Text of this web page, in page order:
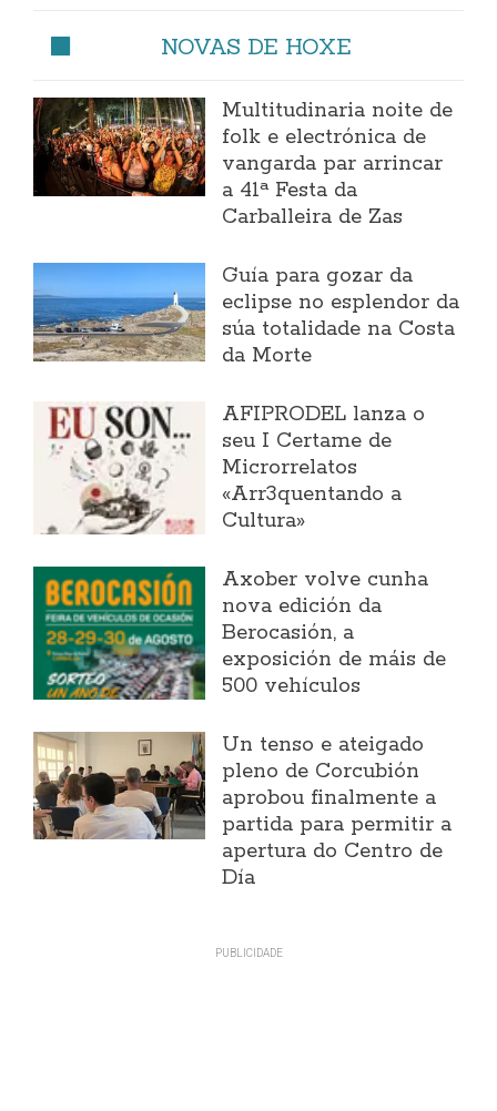
NOVAS DE HOXE
Multitudinaria noite de
folk e electrónica de
vangarda par arrincar
a 41ª Festa da
Carballeira de Zas
Guía para gozar da
eclipse no esplendor da
súa totalidade na Costa
da Morte
AFIPRODEL lanza o
seu I Certame de
Microrrelatos
«Arr3quentando a
Cultura»
Axober volve cunha
nova edición da
Berocasión, a
exposición de máis de
500 vehículos
Un tenso e ateigado
pleno de Corcubión
aprobou finalmente a
partida para permitir a
apertura do Centro de
Día